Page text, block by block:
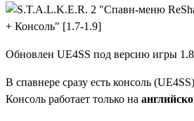
Обновлен UE4SS под версию игры
В спавнере сразу есть консоль
Консоль работает только на